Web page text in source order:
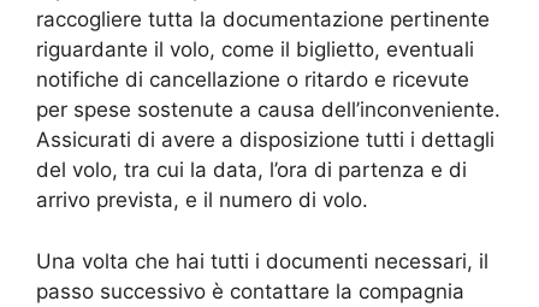
raccogliere tutta la documentazione pertinente
riguardante il volo, come il biglietto, eventuali
notifiche di cancellazione o ritardo e ricevute
per spese sostenute a causa dell’inconveniente.
Assicurati di avere a disposizione tutti i dettagli
del volo, tra cui la data, l’ora di partenza e di
arrivo prevista, e il numero di volo.
Una volta che hai tutti i documenti necessari, il
passo successivo è contattare la compagnia